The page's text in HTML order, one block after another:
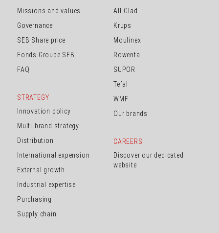
Missions and values
Governance
SEB Share price
Fonds Groupe SEB
FAQ
STRATEGY
Innovation policy
Multi-brand strategy
Distribution
International expension
External growth
Industrial expertise
Purchasing
Supply chain
All-Clad
Krups
Moulinex
Rowenta
SUPOR
Tefal
WMF
Our brands
CAREERS
Discover our dedicated
website